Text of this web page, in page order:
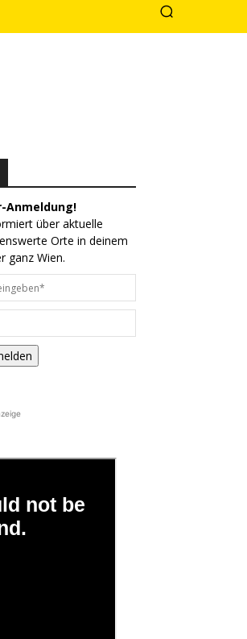
Anmeldung!
über aktuelle
Orte in deinem
ganz Wien.